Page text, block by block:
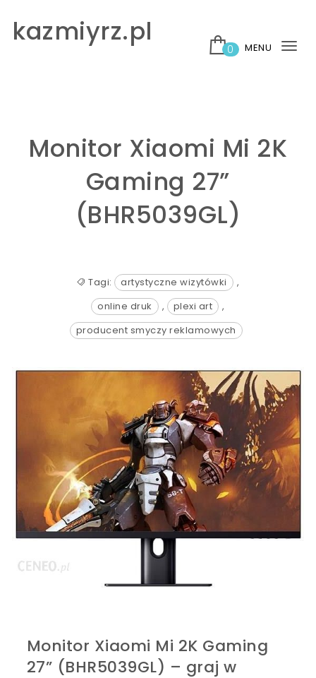
kazmiyrz.pl
0 MENU
Monitor Xiaomi Mi 2K
Gaming 27”
(BHR5039GL)
Tagi: artystyczne wizytówki
,
online druk
, plexi art
,
producent smyczy reklamowych
Monitor Xiaomi Mi 2K Gaming
27” (BHR5039GL) – graj w